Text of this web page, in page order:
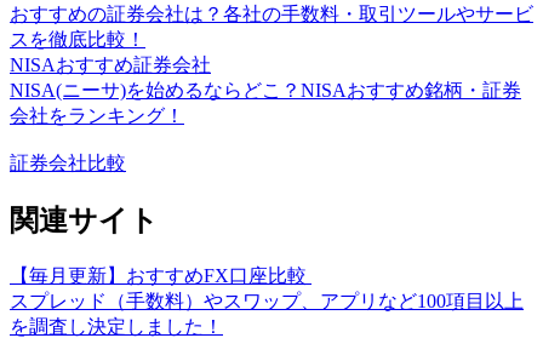
おすすめの証券会社は？各社の手数料・取引ツールやサービ
スを徹底比較！
NISAおすすめ証券会社
NISA(ニーサ)を始めるならどこ？NISAおすすめ銘柄・証券
会社をランキング！
証券会社比較
関連サイト
【毎月更新】おすすめFX口座比較
スプレッド（手数料）やスワップ、アプリなど100項目以上
を調査し決定しました！